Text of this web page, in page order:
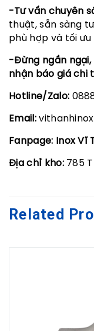
-Tư vấn chuyên
thuật, sẵn sàng
phù hợp và tối ưu
-Đừng ngần ngại,
nhận báo giá chi
Hotline/Zalo:
Email:
Fanpage: Inox Vĩ
Địa chỉ kho:785
Related